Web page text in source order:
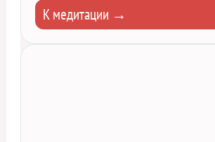
К медитации →